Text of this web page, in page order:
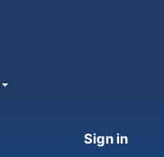
Sign in